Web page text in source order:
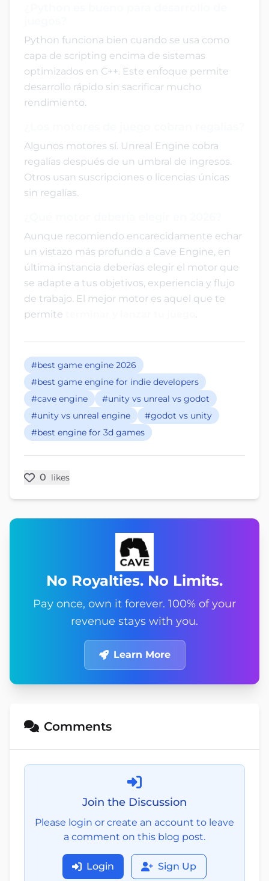
Python funciona bien cuando se usa como
capa de scripting encima de sistemas
optimizados en C++. Este enfoque permite
desarrollo rápido sin sacrificar mucho
rendimiento.
Algunos motores sí. Unreal Engine cobra
regalías después de un umbral de ingresos.
Otros usan suscripciones o licencias únicas
sin regalías.
Aunque recomiendo encarecidamente echar
un vistazo más profundo a Cave Engine, en
última instancia deberías elegir el motor que
se adapte a tus objetivos, experiencia y flujo
de trabajo. El mejor motor es aquel que te
permite
.
#best game engine 2026
#best game engine for indie developers
#cave engine
#unity vs unreal vs godot
#unity vs unreal engine
#godot vs unity
#best engine for 3d games
0 likes
No Royalties. No Limits.
Pay once, own it forever. 100% of your
revenue stays with you.
Learn More
Comments
Join the Discussion
Please login or create an account to leave
a comment on this blog post.
Login Sign Up